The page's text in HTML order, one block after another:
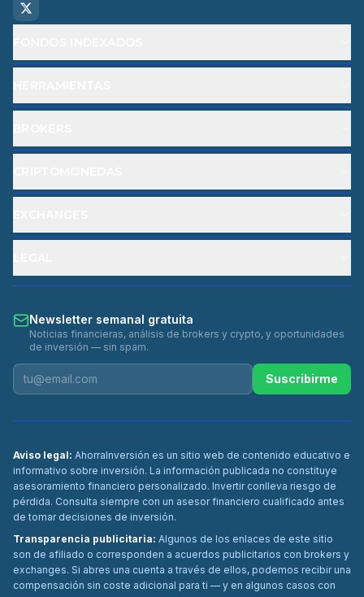
Newsletter semanal gratuita
Noticias financieras, análisis de brokers y crypto, y oportunidades
de inversión — sin spam.
Suscribirme
Aviso legal: AhorraInversión es un sitio web de contenido educativo e
informativo sobre inversión. La información publicada no constituye
asesoramiento financiero personalizado. Invertir conlleva riesgo de
pérdida. Consulta siempre con un asesor financiero cualificado antes
de tomar decisiones de inversión.
Transparencia publicitaria: Algunos de los enlaces de este sitio
son de afiliado o corresponden a acuerdos publicitarios con brokers y
exchanges. Si abres una cuenta a través de ellos, podemos recibir una
compensación sin coste adicional para ti — y en algunos casos con